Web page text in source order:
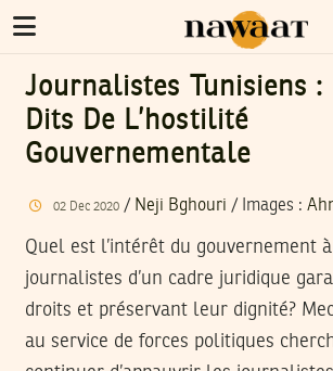
Journalistes Tunisiens :
Dits De L’hostilité
Gouvernementale
02 Dec 2020/ Neji Bghouri / Images :
Quel est l’intérêt du gouvernement
journalistes d’un cadre juridique
droits et préservant leur dignité?
au service de forces politiques